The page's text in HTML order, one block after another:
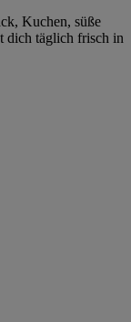
Kuchen, süße
dich täglich frisch in